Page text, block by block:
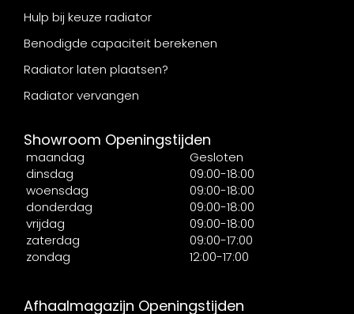
Hulp bij keuze radiator
Benodigde capaciteit berekenen
Radiator laten plaatsen?
Radiator vervangen
Showroom Openingstijden
maandag
Gesloten
dinsdag
09:00-18:00
woensdag
09:00-18:00
donderdag
09:00-18:00
vrijdag
09:00-18:00
zaterdag
09:00-17:00
zondag
12:00-17:00
Afhaalmagazijn Openingstijden